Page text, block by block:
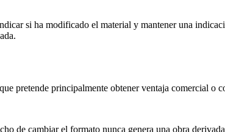
si ha modificado el material y mantener una
pretende principalmente obtener ventaja comercial o
de cambiar el formato nunca genera una obra